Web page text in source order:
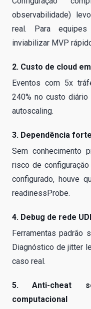
observabilidade)
real. Para
inviabilizar MVP
2. Custo de cloud
Eventos com 5x
240% no custo
autoscaling.
3. Dependência
Sem conhecimento
risco de
configurado, houve
readinessProbe.
4. Debug de rede
Ferramentas padrão
Diagnóstico de jitter
caso real.
5. Anti-cheat
computacional